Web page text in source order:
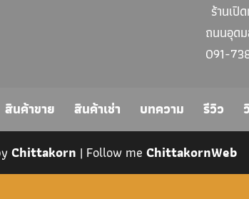
ร้านเ
ถนนอุด
091-
สินค้าขาย สินค้าเช่า บทความ รีวิว
Chittakorn | Follow meChittakornWeb